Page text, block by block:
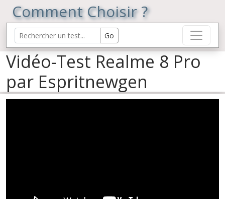
Comment Choisir ?
Vidéo-Test Realme 8 Pro
par Espritnewgen